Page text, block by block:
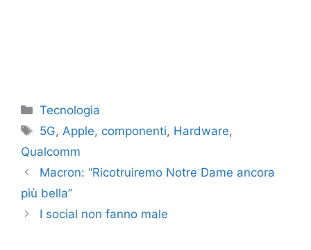
Categorie
Tecnologia
Tag
5G, Apple, componenti, Hardware,
Qualcomm
Macron: “Ricotruiremo Notre Dame ancora
più bella”
I social non fanno male